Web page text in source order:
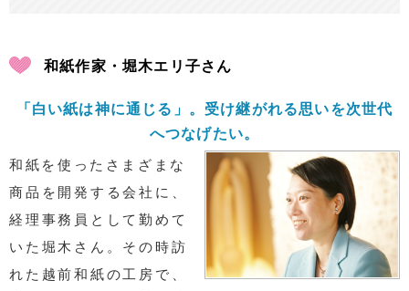
和紙作家・堀木エリ子さん
「白い紙は神に通じる」。受け継がれる思いを次世代
へつなげたい。
和紙を使ったさまざまな
商品を開発する会社に、
経理事務員として勤めて
いた堀木さん。その時訪
れた越前和紙の工房で、